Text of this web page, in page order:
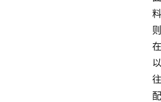
料
则
在
以
往
配